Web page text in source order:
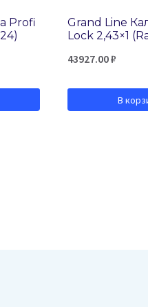
Profi
Grand Line
Lock 2,43×1
43927.00₽
В